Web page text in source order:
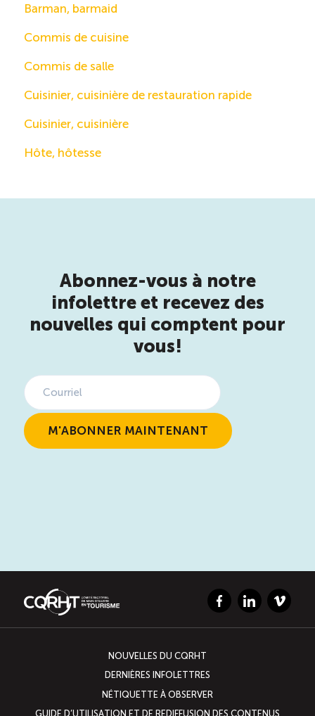
Barman, barmaid
Commis de cuisine
Commis de salle
Cuisinier, cuisinière de restauration rapide
Cuisinier, cuisinière
Hôte, hôtesse
Abonnez-vous à notre
infolettre et recevez des
nouvelles qui comptent pour
vous!
FacebookLinkedInVimeo
NOUVELLES DU CQRHT
DERNIÈRES INFOLETTRES
NÉTIQUETTE À OBSERVER
GUIDE D’UTILISATION ET DE REDIFFUSION DES CONTENUS